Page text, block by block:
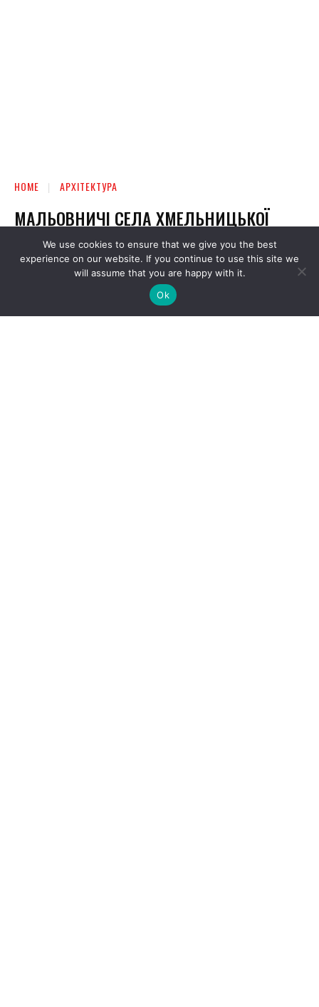
We use cookies to ensure that we give you the best
experience on our website. If you continue to use this site we
will assume that you are happy with it.
Ok